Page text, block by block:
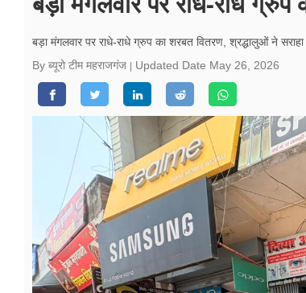
गैलरी
वीडियो
जीवन मंत्रा
सेहत
ब्‍यूटी
बड़ा मंगलवार पर राधे-राधे ग्रुप का शरबत वितरण, श्रद्धालुओं ने सराहा
By ब्यूरो टीम महराजगंज
Updated Date May 26, 2026